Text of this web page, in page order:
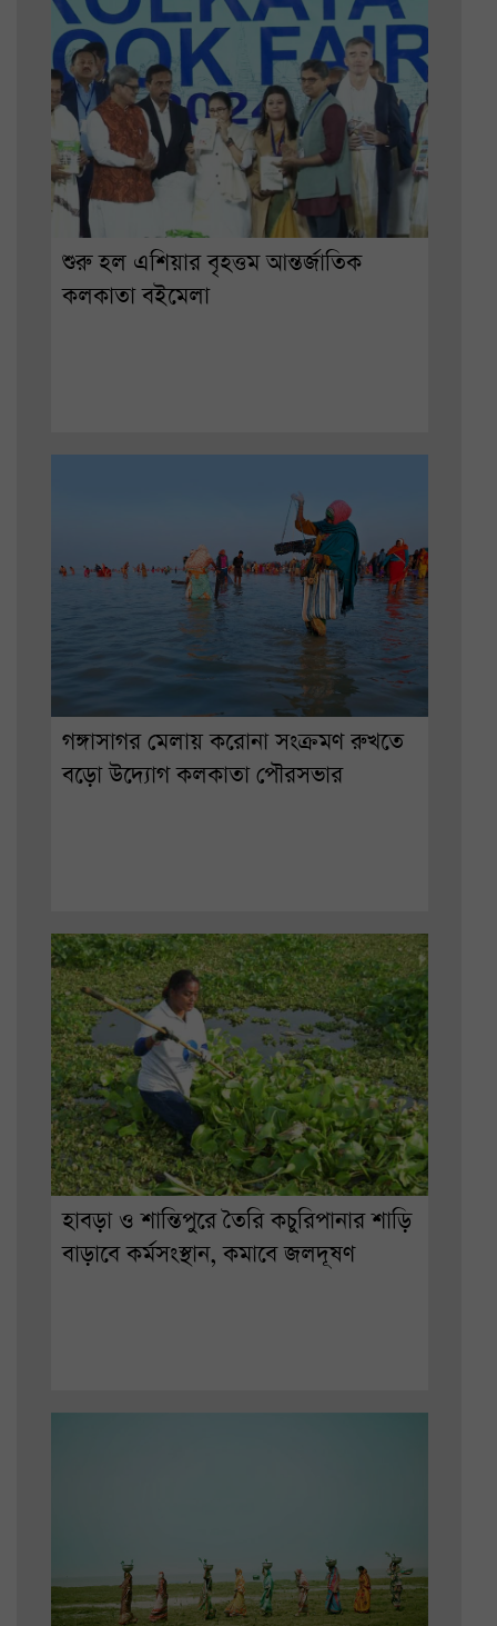
শুরু হল এশিয়ার বৃহত্তম আন্তর্জাতিক
কলকাতা বইমেলা
গঙ্গাসাগর মেলায় করোনা সংক্রমণ রুখতে
বড়ো উদ্যোগ কলকাতা পৌরসভার
হাবড়া ও শান্তিপুরে তৈরি কচুরিপানার শাড়ি
বাড়াবে কর্মসংস্থান, কমাবে জলদূষণ